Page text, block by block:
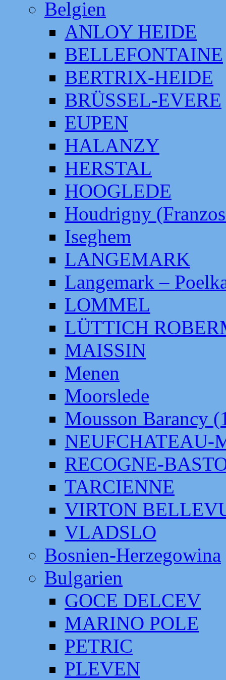
Belgien
ANLOY HEIDE
BELLEFONTAINE
BERTRIX-HEIDE
BRÜSSEL-EVERE
EUPEN
HALANZY
HERSTAL
HOOGLEDE
Houdrigny
Iseghem
LANGEMARK
Langemark –
LOMMEL
LÜTTICH
MAISSIN
Menen
Moorslede
Mousson Barancy
NEUFCHATEAU-
RECOGNE-
TARCIENNE
VIRTON
VLADSLO
Bosnien-Herzegowina
Bulgarien
GOCE DELCEV
MARINO POLE
PETRIC
PLEVEN